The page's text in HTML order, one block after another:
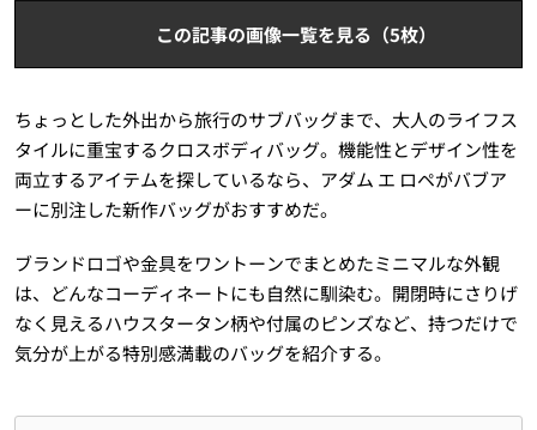
この記事の画像一覧を見る（5枚）
ちょっとした外出から旅行のサブバッグまで、大人のライフス
タイルに重宝するクロスボディバッグ。機能性とデザイン性を
両立するアイテムを探しているなら、アダム エ ロペがバブア
ーに別注した新作バッグがおすすめだ。
ブランドロゴや金具をワントーンでまとめたミニマルな外観
は、どんなコーディネートにも自然に馴染む。開閉時にさりげ
なく見えるハウスタータン柄や付属のピンズなど、持つだけで
気分が上がる特別感満載のバッグを紹介する。